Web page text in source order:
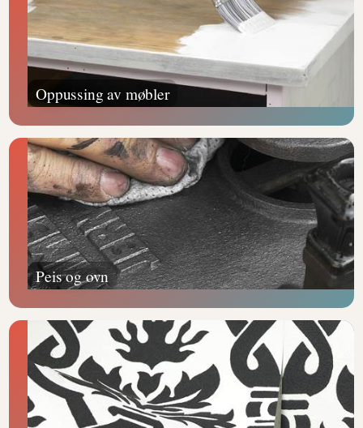
Oppussing av møbler
Peis og ovn